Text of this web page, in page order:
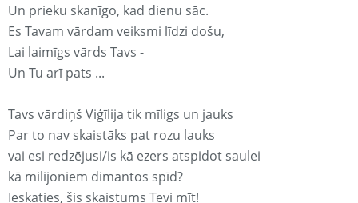
Un prieku skanīgo, kad dienu sāc.
Es Tavam vārdam veiksmi līdzi došu,
Lai laimīgs vārds Tavs -
Un Tu arī pats ...
Tavs vārdiņš Viģīlija tik mīligs un jauks
Par to nav skaistāks pat rozu lauks
vai esi redzējusi/is kā ezers atspidot saulei
kā milijoniem dimantos spīd?
Ieskaties, šis skaistums Tevi mīt!